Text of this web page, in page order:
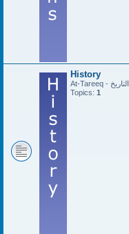
History
At-Tareeq - التاريخ
Topics: 1